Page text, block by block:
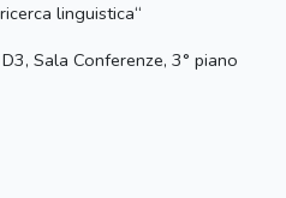
linguistica“
Sala Conferenze, 3° piano